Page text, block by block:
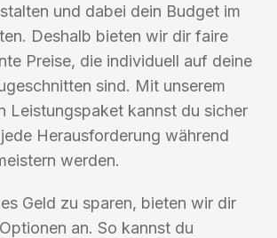
und dabei dein Budget im
Deshalb bieten wir dir faire
Preise, die individuell auf deine
sind. Mit unserem
Leistungspaket kannst du sicher
Herausforderung während
werden.
Geld zu sparen, bieten wir dir
an. So kannst du